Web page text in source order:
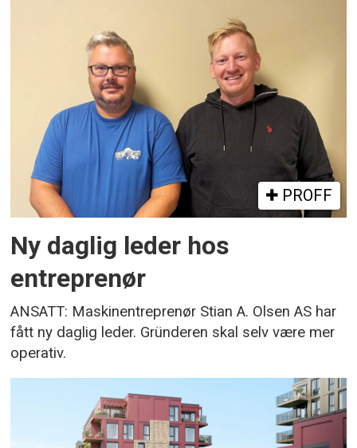
PROFF
Ny daglig leder hos
entreprenør
ANSATT: Maskinentreprenør Stian A. Olsen AS har
fått ny daglig leder. Gründeren skal selv være mer
operativ.